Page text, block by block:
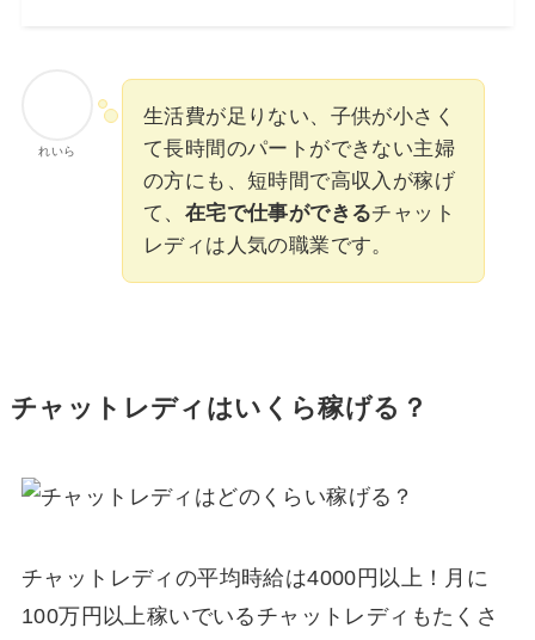
れいら
生活費が足りない、子供が小さく
て長時間のパートができない主婦
の方にも、短時間で高収入が稼げ
て、 在宅で仕事ができるチャット
レディは人気の職業です。
チャットレディはいくら稼げる？
チャットレディの平均時給は4000円以上！月に
100万円以上稼いでいるチャットレディもたくさ